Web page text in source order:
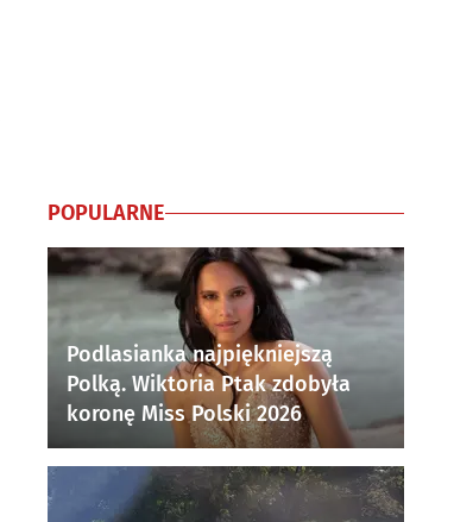
POPULARNE
Podlasianka najpiękniejszą
Polką. Wiktoria Ptak zdobyła
koronę Miss Polski 2026